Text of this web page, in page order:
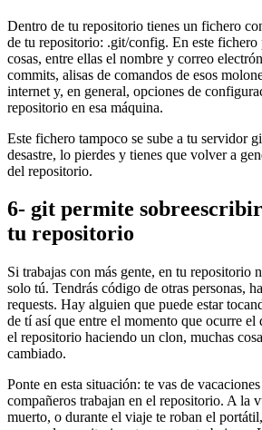
Dentro de tu repositorio tienes un fichero
de tu repositorio: .git/config. En este fichero
cosas, entre ellas el nombre y correo
commits, alisas de comandos de esos
internet y, en general, opciones de
repositorio en esa máquina.
Este fichero tampoco se sube a tu servidor
desastre, lo pierdes y tienes que volver a
del repositorio.
6- git permite
tu repositorio
Si trabajas con más gente, en tu repositorio
solo tú. Tendrás código de otras personas,
requests. Hay alguien que puede estar
de tí así que entre el momento que ocurre el
el repositorio haciendo un clon, muchas
cambiado.
Ponte en esta situación: te vas de
compañeros trabajan en el repositorio. A la
muerto, o durante el viaje te roban el